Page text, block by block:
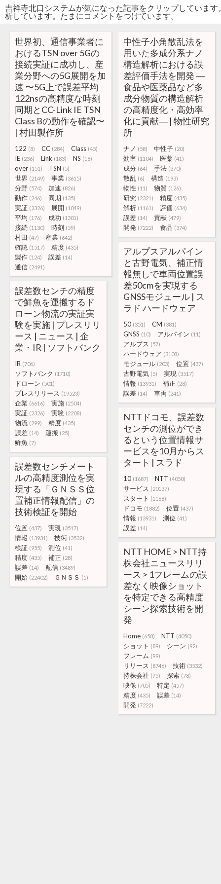
吉祥寺北口システムが気になった記事をクリップしていま
析しています。たまにコメントをつけています。
世界初、通信事業者に
おけるTSN over 5Gの
接続実証に成功し、産
業分野への5G展開を加
速 〜5G上で誤差平均
122nsの高精度な時刻
同期とCC-Link IE TSN
Class Bの動作を確認〜
| 村田製作所
122 (8) CC (284) Class (45)
IE (236) Link (183) NS (18)
over (151) TSN (5)
世界 (2149) 事業 (3615)
分野 (574) 加速 (826)
動作 (246) 同期 (135)
実証 (2326) 展開 (1049)
平均 (176) 成功 (1301)
接続 (1130) 時刻 (59)
村田 (47) 産業 (642)
確認 (1517) 精度 (435)
製作 (124) 誤差 (14)
通信 (2491)
中性子小角散乱法を
用いた多成分系ナノ
構造解析における誤
差評価手法を開発 ―
食品や医薬品など多
成分物質の構造解析
の高精度化・高効率
化に貢献― | 物性研究
所
ナノ (58) 中性子 (20)
効率 (1104) 医薬 (41)
成分 (64) 手法 (370)
散乱 (6) 構造 (193)
物性 (11) 物質 (126)
研究 (2321) 精度 (435)
解析 (1161) 評価 (634)
誤差 (14) 貢献 (479)
開発 (7222) 食品 (374)
アルプスアルパイン
と古野電気、補正情
報無しで車両位置誤
差50cmを実現する
GNSSモジュール | ス
ラド ハードウェア
50 (351) CM (381)
GNSS (10) アルパイン (11)
アルプス (57)
ハードウェア (3108)
モジュール (203) 位置 (437)
古野電気 (5) 実現 (3517)
情報 (13931) 補正 (28)
誤差 (14) 車両 (241)
誤差数センチの精度
で鮮魚を運搬するド
ローン物流の実証実
験を実施 | プレスリリ
ース | ニュース | 企
業・IR | ソフトバンク
IR (706)
ソフトバンク (1710)
ドローン (501)
プレスリリース (19523)
企業 (6616) 実施 (2504)
実証 (2326) 実験 (2208)
物流 (299) 精度 (435)
誤差 (14) 運搬 (25)
鮮魚 (7)
NTTドコモ、誤差数
センチの測位ができ
るという位置情報サ
ービスを10月からス
タート | スラド
10 (1687) NTT (4050)
サービス (20137)
スタート (1168)
ドコモ (1882) 位置 (437)
情報 (13931) 測位 (41)
誤差 (14)
誤差数センチメート
ルの高精度測位を実
現する「ＧＮＳＳ位
置補正情報配信」の
技術検証を開始
位置 (437) 実現 (3517)
情報 (13931) 技術 (3532)
検証 (955) 測位 (41)
精度 (435) 補正 (28)
誤差 (14) 配信 (3489)
開始 (22402) ＧＮＳＳ (1)
NTT HOME > NTT持
株会社ニュースリリ
ース > 1フレームの誤
差なく映像ショット
を特定できる高精度
シーン探索技術を開
発
Home (658) NTT (4050)
ショット (89) シーン (92)
フレーム (99)
リリース (8746) 技術 (3532)
持株会社 (75) 探索 (78)
映像 (705) 特定 (457)
精度 (435) 誤差 (14)
開発 (7222)